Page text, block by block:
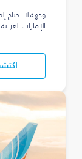
وجهة لا تحتاج
الإمارات